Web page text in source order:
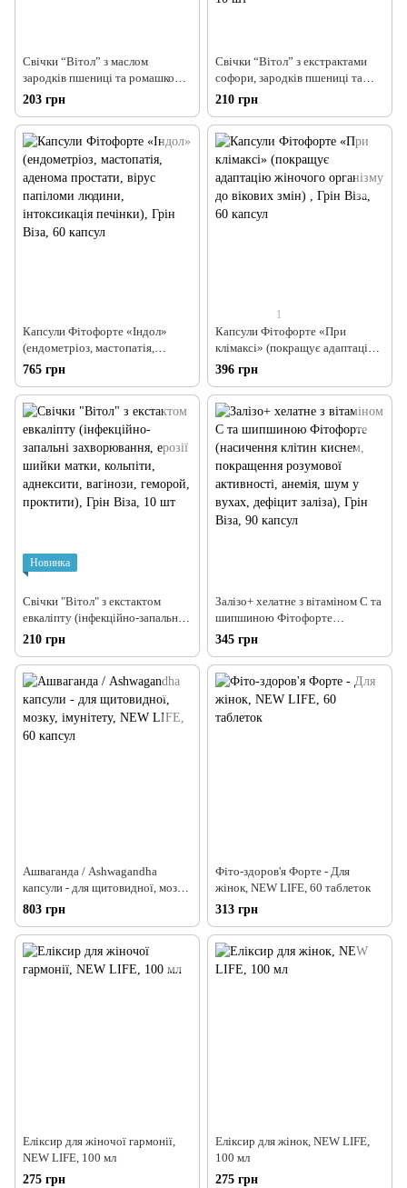
Свічки “Вітол” з маслом
зародків пшениці та ромашкою
(порушення репродуктивної
функції, менструального циклу,
полікістоз, фіброми,
фіброміоми), Грін Віза, 10 шт
203 грн
Свічки “Вітол” з екстрактами
софори, зародків пшениці та
прополісом (аднексит, уретрит,
цистит, ендометрит, проктит,
кольпіт, геморой, кліматичний
синдром, герпес), Грін Віза, 10
шт
210 грн
Капсули Фітофорте «Індол»
(ендометріоз, мастопатія,
аденома простати, вірус
папіломи людини, інтоксикація
печінки), Грін Віза, 60 капсул
765 грн
1
Капсули Фітофорте «При
клімаксі» (покращує адаптацію
жіночого організму до вікових
змін) , Грін Віза, 60 капсул
396 грн
Новинка
Свічки "Вітол" з екстактом
евкаліпту (інфекційно-запальні
захворювання, ерозії шийки
матки, кольпіти, аднексити,
вагінози, геморой, проктити),
Грін Віза, 10 шт
210 грн
Залізо+ хелатне з вітаміном С та
шипшиною Фітофорте
(насичення клітин киснем,
покращення розумової
активності, анемія, шум у вухах,
дефіцит заліза), Грін Віза, 90
капсул
345 грн
Ашваганда / Ashwagandha
капсули - для щитовидної, мозку,
імунітету, NEW LIFE, 60 капсул
803 грн
Фіто-здоров'я Форте - Для
жінок, NEW LIFE, 60 таблеток
313 грн
Еліксир для жіночої гармонії,
NEW LIFE, 100 мл
275 грн
Еліксир для жінок, NEW LIFE,
100 мл
275 грн